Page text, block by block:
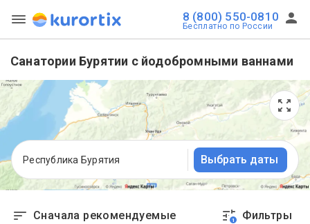
8 (800) 550-0810
Бесплатно по России
Санатории Бурятии с йодобромными ваннами
Республика Бурятия Выбрать даты
Сначала рекомендуемые 1 Фильтры